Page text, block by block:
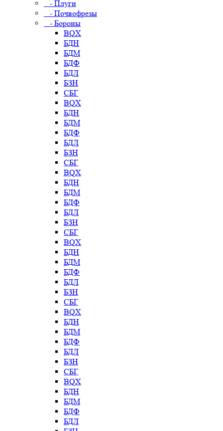
- Плуги
- Почвофрезы
- Бороны
BQX
БДН
БДМ
БДФ
БДЛ
БЗН
СБГ
BQX
БДН
БДМ
БДФ
БДЛ
БЗН
СБГ
BQX
БДН
БДМ
БДФ
БДЛ
БЗН
СБГ
BQX
БДН
БДМ
БДФ
БДЛ
БЗН
СБГ
BQX
БДН
БДМ
БДФ
БДЛ
БЗН
СБГ
BQX
БДН
БДМ
БДФ
БДЛ